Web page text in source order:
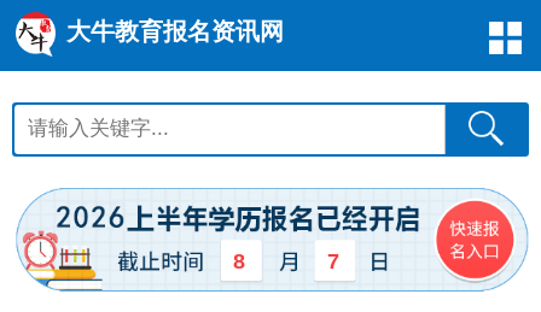
大牛教育报名资讯网
8 7